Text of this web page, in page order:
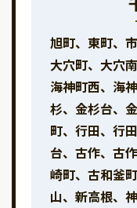
旭町、東町、
大穴町、大穴
海神町西、海
杉、金杉台、
町、行田、行
台、古作、古
崎町、古和釜
山、新高根、